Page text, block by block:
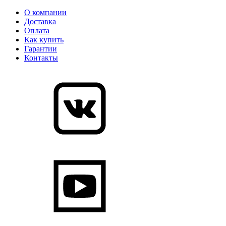
О компании
Доставка
Оплата
Как купить
Гарантии
Контакты